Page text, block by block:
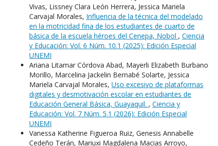
Vivas, Lissney Clara León Herrera, Jessica Mariela
Carvajal Morales, Influencia de la técnica del modelado
en la motricidad fina de los estudiantes de cuarto de
básica de la escuela héroes del Cenepa, Nobol , Ciencia
y Educación: Vol. 6 Núm. 10.1 (2025): Edición Especial
UNEMI
Ariana Litamar Córdova Abad, Mayerli Elizabeth Burbano
Morillo, Marcelina Jackelin Bernabé Solarte, Jessica
Mariela Carvajal Morales, Uso excesivo de plataformas
digitales y desmotivación escolar en estudiantes de
Educación General Básica, Guayaquil. , Ciencia y
Educación: Vol. 7 Núm. 5.1 (2026): Edición Especial
UNEMI
Vanessa Katherine Figueroa Ruiz, Genesis Annabelle
Cedeño Terán, Mariuxi Magdalena Macias Arroyo,